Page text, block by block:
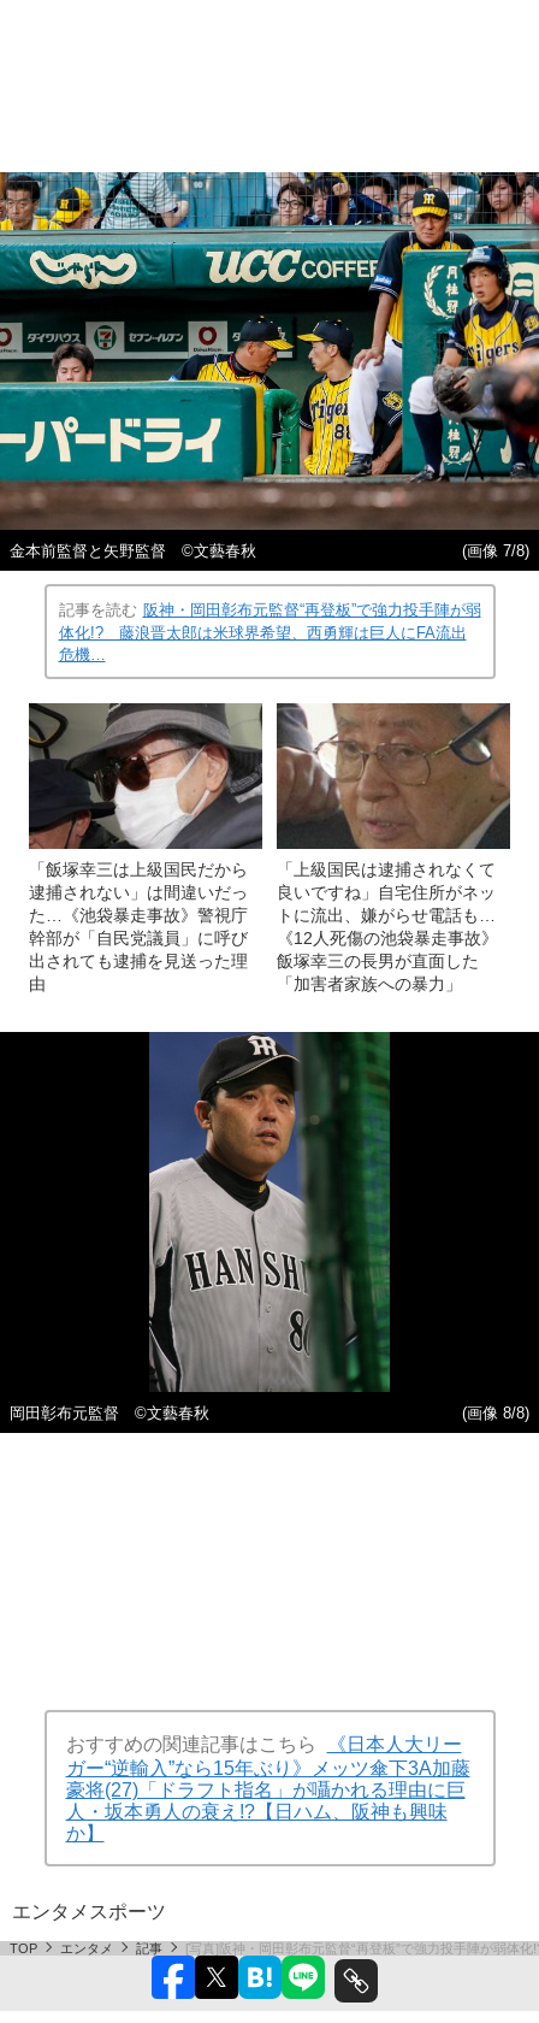
金本前監督と矢野監督 ©文藝春秋 (画像 7/8)
記事を読む 阪神・岡田彰布元監督“再登板”で強力投手陣が弱
体化!? 藤浪晋太郎は米球界希望、西勇輝は巨人にFA流出
危機…
「飯塚幸三は上級国民だから
逮捕されない」は間違いだっ
た…《池袋暴走事故》警視庁
幹部が「自民党議員」に呼び
出されても逮捕を見送った理
由
「上級国民は逮捕されなくて
良いですね」自宅住所がネッ
トに流出、嫌がらせ電話も…
《12人死傷の池袋暴走事故》
飯塚幸三の長男が直面した
「加害者家族への暴力」
岡田彰布元監督 ©文藝春秋 (画像 8/8)
おすすめの関連記事はこちら
《日本人大リー
ガー“逆輸入”なら15年ぶり》メッツ傘下3A加藤
豪将(27)「ドラフト指名」が囁かれる理由に巨
人・坂本勇人の衰え!?【日ハム、阪神も興味
か】
エンタメ スポーツ
TOP エンタメ 記事 [写真]阪神・岡田彰布元監督“再登板”で強力投手陣が弱